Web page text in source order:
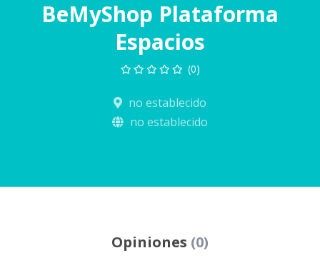
BeMyShop Plataforma
Espacios
(0)
no establecido
no establecido
Opiniones (0)